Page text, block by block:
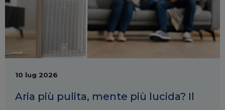
10 lug 2026
Aria più pulita, mente più lucida? Il